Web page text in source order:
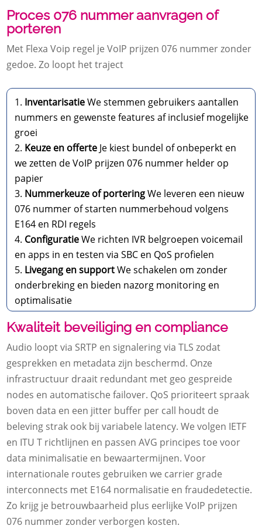
Proces 076 nummer aanvragen of
porteren
Met Flexa Voip regel je VoIP prijzen 076 nummer zonder
gedoe.​ Zo loopt het traject
InventarisatieWe stemmen gebruikers aantallen
nummers en gewenste features af inclusief mogelijke
groei
Keuze en offerte Je kiest bundel of onbeperkt en
we zetten de VoIP prijzen 076 nummer helder op
papier
Nummerkeuze of porteringWe leveren een nieuw
076 nummer of starten nummerbehoud volgens
E164 en RDI regels
ConfiguratieWe richten IVR belgroepen voicemail
en apps in en testen via SBC en QoS profielen
Livegang en supportWe schakelen om zonder
onderbreking en bieden nazorg monitoring en
optimalisatie
Kwaliteit beveiliging en compliance
Audio loopt via SRTP en signalering via TLS zodat
gesprekken en metadata zijn beschermd.​ Onze
infrastructuur draait redundant met geo gespreide
nodes en automatische failover.​ QoS prioriteert spraak
boven data en een jitter buffer per call houdt de
beleving strak ook bij variabele latency.​ We volgen IETF
en ITU T richtlijnen en passen AVG principes toe voor
data minimalisatie en bewaartermijnen.​ Voor
internationale routes gebruiken we carrier grade
interconnects met E164 normalisatie en fraudedetectie.​
Zo krijg je betrouwbaarheid plus eerlijke VoIP prijzen
076 nummer zonder verborgen kosten.​